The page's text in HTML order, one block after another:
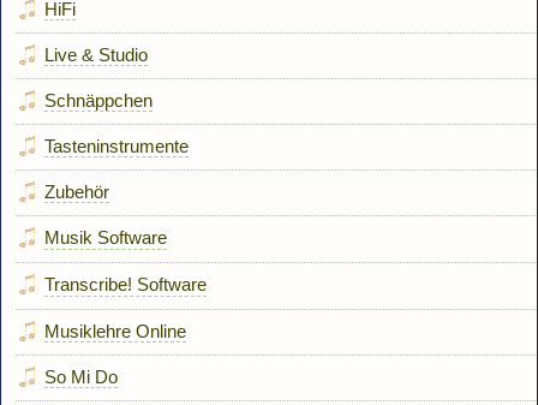
HiFi
Live & Studio
Schnäppchen
Tasteninstrumente
Zubehör
Musik Software
Transcribe! Software
Musiklehre Online
So Mi Do